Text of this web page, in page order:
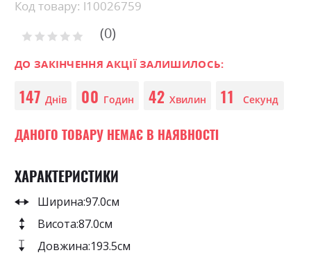
Skip
the
of
images
gallery
Код товару: l10026759
Рейтинг: 0
ДО ЗАКІНЧЕННЯ АКЦІЇ ЗАЛИШИЛОСЬ:
147 Днів 00 Годин 42 Хвилин 11 Секунд
ДАНОГО ТОВАРУ НЕМАЄ В НАЯВНОСТІ
ХАРАКТЕРИСТИКИ
Ширина:97.0см
Висота:87.0см
Довжина:193.5см